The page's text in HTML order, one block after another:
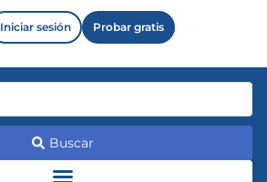
Iniciar sesión Probar gratis
Buscar